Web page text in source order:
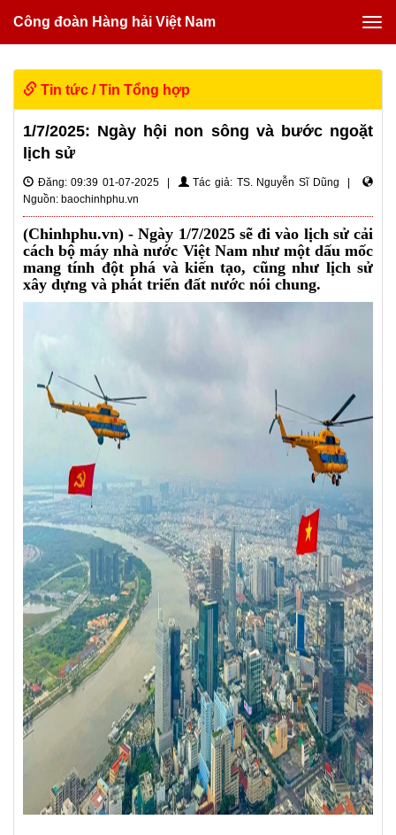
Công đoàn Hàng hải Việt Nam
Tin tức /Tin Tổng hợp
1/7/2025: Ngày hội non sông và bước ngoặt
lịch sử
Đăng: 09:39 01-07-2025 |
Tác giả: TS. Nguyễn Sĩ Dũng |
Nguồn: baochinhphu.vn
(Chinhphu.vn) - Ngày 1/7/2025 sẽ đi vào lịch sử cải
cách bộ máy nhà nước Việt Nam như một dấu mốc
mang tính đột phá và kiến tạo, cũng như lịch sử
xây dựng và phát triển đất nước nói chung.